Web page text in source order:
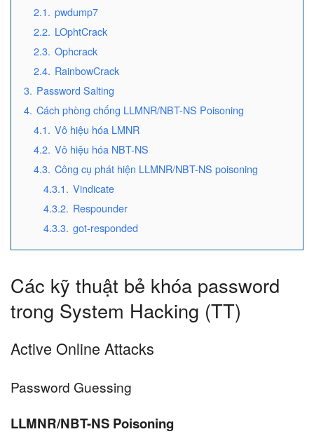
2.1. pwdump7
2.2. LOphtCrack
2.3. Ophcrack
2.4. RainbowCrack
3. Password Salting
4. Cách phòng chống LLMNR/NBT-NS Poisoning
4.1. Vô hiệu hóa LMNR
4.2. Vô hiệu hóa NBT-NS
4.3. Công cụ phát hiện LLMNR/NBT-NS poisoning
4.3.1. Vindicate
4.3.2. Respounder
4.3.3. got-responded
Các kỹ thuật bẻ khóa password
trong System Hacking (TT)
Active Online Attacks
Password Guessing
LLMNR/NBT-NS Poisoning